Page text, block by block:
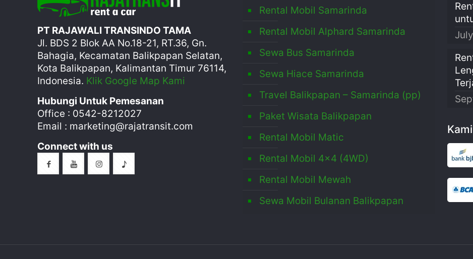
PT RAJAWALI TRANSINDO TAMA
Jl. BDS 2 Blok AA No.18-21, RT.36, Gn.
Bahagia, Kecamatan Balikpapan Selatan,
Kota Balikpapan, Kalimantan Timur 76114,
Indonesia. Klik Google Map Kami
Hubungi Untuk Pemesanan
Office : 0542-8212027
Email : marketing@rajatransit.com
Connect with us
Rental Mobil Samarinda
Rental Mobil Alphard Samarinda
Sewa Bus Samarinda
Sewa Hiace Samarinda
Travel Balikpapan – Samarinda (pp)
Paket Wisata Balikpapan
Rental Mobil Matic
Rental Mobil 4×4 (4WD)
Rental Mobil Mewah
Sewa Mobil Bulanan Balikpapan